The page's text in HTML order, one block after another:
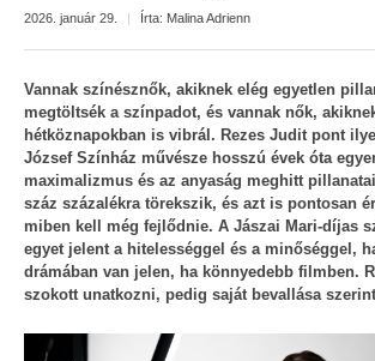
2026. január 29. | Írta: Malina Adrienn
Vannak színésznők, akiknek elég egyetlen
megtöltsék a színpadot, és vannak nők,
hétköznapokban is vibrál. Rezes Judit pont
József Színház művésze hosszú évek óta
maximalizmus és az anyaság meghitt
száz százalékra törekszik, és azt is pontosan
miben kell még fejlődnie. A Jászai Mari-díjas
egyet jelent a hitelességgel és a minőséggel,
drámában van jelen, ha könnyedebb filmben.
szokott unatkozni, pedig saját bevallása